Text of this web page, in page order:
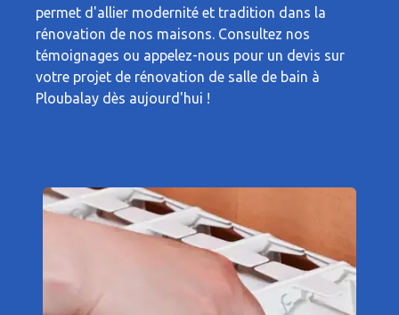
permet d'allier modernité et tradition dans la
rénovation de nos maisons. Consultez nos
témoignages ou appelez-nous pour un devis sur
votre projet de rénovation de salle de bain à
Ploubalay dès aujourd'hui !